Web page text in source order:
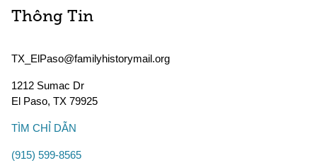
Thông Tin
TX_ElPaso@familyhistorymail.org
1212 Sumac Dr
El Paso, TX 79925
TÌM CHỈ DẪN
(915) 599-8565